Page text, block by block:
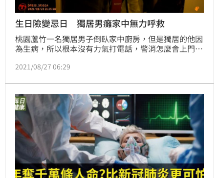
生日險變忌日 獨居男癱家中無力呼救
桃園蘆竹一名獨居男子倒臥家中廚房，但是獨居的他因
為生病，所以根本沒有力氣打電話，警消怎麼會上門救
終沒有回應，覺得怪怪的，這才聯絡哥哥以及警消上門
2021/08/27 06:29